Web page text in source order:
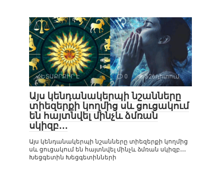
ՀԵՏԱՔՐՔԻՐ Է 0 526դիտում
Այս կենդանակերպի նշանները
տիեզերքի կողմից սև ցուցակում
են հայտնվել մինչև ձմռան
սկիզբ․․․
Այս կենդանակերպի նշանները տիեզերքի կողմից
սև ցուցակում են հայտնվել մինչև ձմռան սկիզբ․․․
Խեցգետին Խեցգետինների